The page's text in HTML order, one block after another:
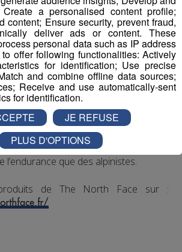
fondée parDouglas Tompkins,
, en 1966. Depuis 2000, elle
groupe textile américain VF
est spécialisée dansles vêtements
outdoormais est majoritairement
activités de montagne, ainsi que le
The North Faceveut dire« la face
d’une montagne est généralement
que le reste. Ceci pour montrer
de vêtements outdoor américaine
desvêtements de qualité
de plus haut niveau tant dans le
l’endurance que des alpinistes.
de The North Face sur :
a personalised content profile;
content; Ensure security, prevent fraud,
deliver ads or content. These
personal data such as IP address
offer following functionalities: Actively
for identification; Use precise
and combine offline data sources;
Receive and use automatically-sent
for identification.
JE REFUSE
PLUS D'OPTIONS